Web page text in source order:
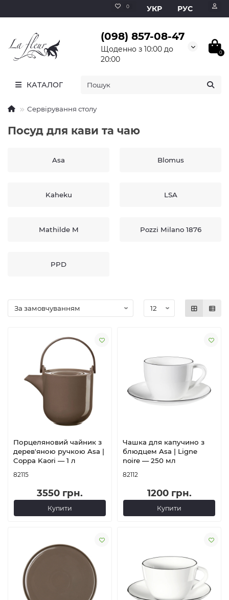
0 УКР РУС
(098) 857-08-47
Щоденно з 10:00 до
20:00
0
КАТАЛОГ
Сервірування столу
Посуд для кави та чаю
Asa Blomus
Kaheku LSA
Mathilde M Pozzi Milano 1876
PPD
Порцеляновий чайник з
дерев'яною ручкою Asa |
Coppa Kaori — 1 л
82115
3550 грн.
Купити
Чашка для капучино з
блюдцем Asa | Ligne
noire — 250 мл
82112
1200 грн.
Купити